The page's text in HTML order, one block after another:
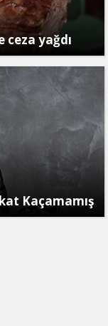
ceza yağdı
Kaçamamış